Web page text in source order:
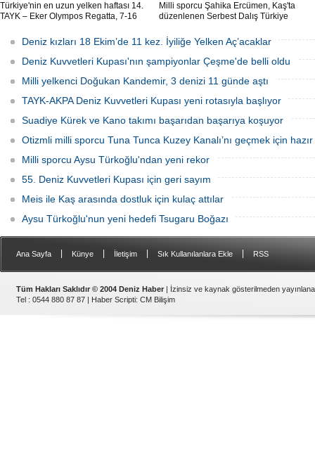
Türkiye'nin en uzun yelken haftası 14.
TAYK – Eker Olympos Regatta, 7-16
sulara yelken açıyor.
Milli sporcu Şahika Ercümen, Kaş'ta
düzenlenen Serbest Dalış Türkiye
kategorisinde 68 metre dalış yaparak
şampiyon oldu.
Deniz kızları 18 Ekim’de 11 kez. İyiliğe Yelken Aç’acaklar
Deniz Kuvvetleri Kupası'nın şampiyonlar Çeşme'de belli oldu
Milli yelkenci Doğukan Kandemir, 3 denizi 11 günde aştı
TAYK-AKPA Deniz Kuvvetleri Kupası yeni rotasıyla başlıyor
Suadiye Kürek ve Kano takımı başarıdan başarıya koşuyor
Otizmli milli sporcu Tuna Tunca Kuzey Kanalı’nı geçmek için hazır
Milli sporcu Aysu Türkoğlu'ndan yeni rekor
55. Deniz Kuvvetleri Kupası için geri sayım
Meis ile Kaş arasında dostluk için kulaç attılar
Aysu Türkoğlu'nun yeni hedefi Tsugaru Boğazı
Ana Sayfa Künye İletişim Sık Kullanılanlara Ekle RSS
Tüm Hakları Saklıdır © 2004 Deniz Haber | İzinsiz ve kaynak gösterilmeden
Tel : 0544 880 87 87 | Haber Scripti: CM Bilişim